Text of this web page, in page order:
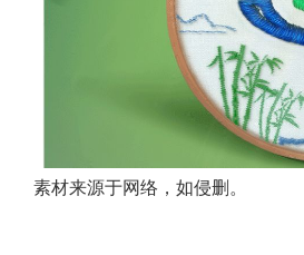
素材来源于网络，如侵删。